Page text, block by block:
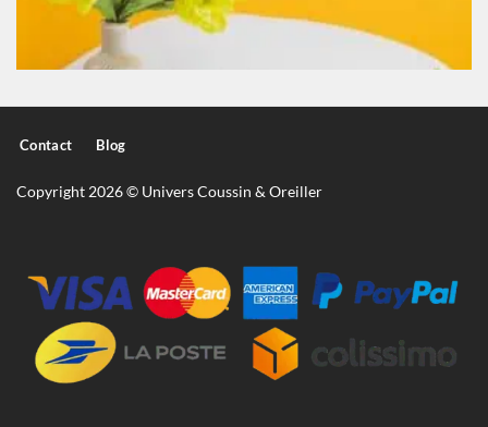
Contact Blog
Copyright 2026 © Univers Coussin & Oreiller